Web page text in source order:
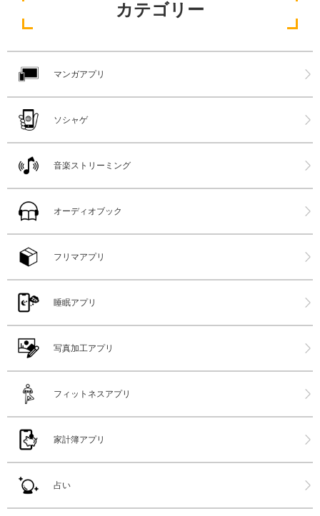
カテゴリー
マンガアプリ
ソシャゲ
音楽ストリーミング
オーディオブック
フリマアプリ
睡眠アプリ
写真加工アプリ
フィットネスアプリ
家計簿アプリ
占い